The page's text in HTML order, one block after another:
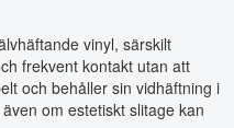
vinyl, särskilt
frekvent kontakt utan att
och behåller sin vidhäftning i
om estetiskt slitage kan